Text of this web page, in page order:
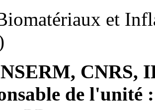
et
CNRS,
de l'unité